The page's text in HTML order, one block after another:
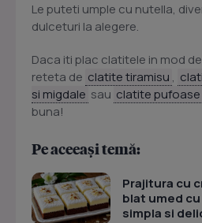
Le puteti umple cu nutella,
dulceturi la alegere.
Daca iti plac clatitele in mod
reteta de clatite tiramisu ,
si migdale sau clatite
buna!
Pe aceeași temă:
Prajitura cu
blat umed
simpla si